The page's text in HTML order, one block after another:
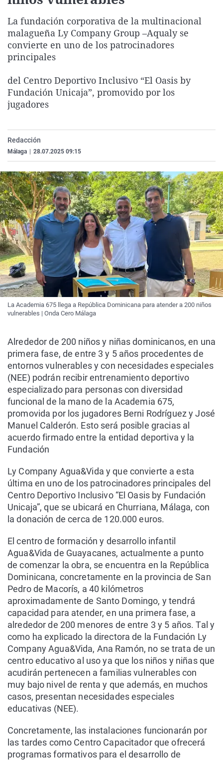
Gente viajera
Como el perro y el
Retornados
Equipo de
Galicia
La Rioja
País Vasco
Televisión
Elecciones
La fundación corporativa de la multinacional
malagueña Ly Company Group –Aqualy se
convierte en uno de los patrocinadores
principales
del Centro Deportivo Inclusivo “El Oasis by
Fundación Unicaja”, promovido por los
jugadores
Redacción
Málaga 28.07.2025 09:15
La Academia 675 llega a República Dominicana para atender a 200 niños
vulnerables | Onda Cero Málaga
Alrededor de 200 niños y niñas dominicanos, en una
primera fase, de entre 3 y 5 años procedentes de
entornos vulnerables y con necesidades especiales
(NEE) podrán recibir entrenamiento deportivo
especializado para personas con diversidad
funcional de la mano de la Academia 675,
promovida por los jugadores Berni Rodríguez y José
Manuel Calderón. Esto será posible gracias al
acuerdo firmado entre la entidad deportiva y la
Fundación
Ly Company Agua&Vida y que convierte a esta
última en uno de los patrocinadores principales del
Centro Deportivo Inclusivo “El Oasis by Fundación
Unicaja”, que se ubicará en Churriana, Málaga, con
la donación de cerca de 120.000 euros.
El centro de formación y desarrollo infantil
Agua&Vida de Guayacanes, actualmente a punto
de comenzar la obra, se encuentra en la República
Dominicana, concretamente en la provincia de San
Pedro de Macorís, a 40 kilómetros
aproximadamente de Santo Domingo, y tendrá
capacidad para atender, en una primera fase, a
alrededor de 200 menores de entre 3 y 5 años. Tal y
como ha explicado la directora de la Fundación Ly
Company Agua&Vida, Ana Ramón, no se trata de un
centro educativo al uso ya que los niños y niñas que
acudirán pertenecen a familias vulnerables con
muy bajo nivel de renta y que además, en muchos
casos, presentan necesidades especiales
educativas (NEE).
Concretamente, las instalaciones funcionarán por
las tardes como Centro Capacitador que ofrecerá
programas formativos para el desarrollo de